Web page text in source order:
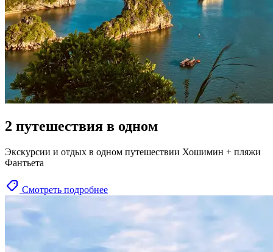
2 путешествия в одном
Экскурсии и отдых в одном путешествии Хошимин + пляжи
Фантьета
Смотреть подробнее